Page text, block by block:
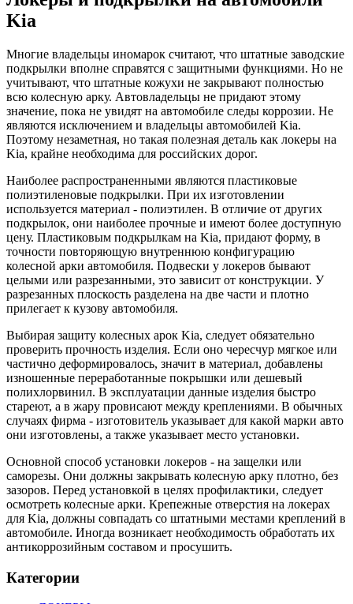
Kia
Многие владельцы иномарок считают, что штатные заводские
подкрылки вполне справятся с защитными функциями. Но не
учитывают, что штатные кожухи не закрывают полностью
всю колесную арку. Автовладельцы не придают этому
значение, пока не увидят на автомобиле следы коррозии. Не
являются исключением и владельцы автомобилей Kia.
Поэтому незаметная, но такая полезная деталь как локеры на
Kia, крайне необходима для российских дорог.
Наиболее распространенными являются пластиковые
полиэтиленовые подкрылки. При их изготовлении
используется материал - полиэтилен. В отличие от других
подкрылок, они наиболее прочные и имеют более доступную
цену. Пластиковым подкрылкам на Kia, придают форму, в
точности повторяющую внутреннюю конфигурацию
колесной арки автомобиля. Подвески у локеров бывают
целыми или разрезанными, это зависит от конструкции. У
разрезанных плоскость разделена на две части и плотно
прилегает к кузову автомобиля.
Выбирая защиту колесных арок Kia, следует обязательно
проверить прочность изделия. Если оно чересчур мягкое или
частично деформировалось, значит в материал, добавлены
изношенные переработанные покрышки или дешевый
полихлорвинил. В эксплуатации данные изделия быстро
стареют, а в жару провисают между креплениями. В обычных
случаях фирма - изготовитель указывает для какой марки авто
они изготовлены, а также указывает место установки.
Основной способ установки локеров - на защелки или
саморезы. Они должны закрывать колесную арку плотно, без
зазоров. Перед установкой в целях профилактики, следует
осмотреть колесные арки. Крепежные отверстия на локерах
для Kia, должны совпадать со штатными местами креплений в
автомобиле. Иногда возникает необходимость обработать их
антикоррозийным составом и просушить.
Категории